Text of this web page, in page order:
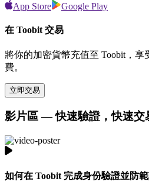
App Store Google Play
在 Toobit 交易
將你的加密貨幣充值至 Toobit，
費。
立即交易
影片區 — 快速驗證，快速交
如何在 Toobit 完成身份驗證並防